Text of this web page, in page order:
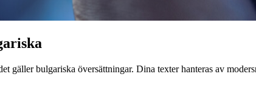
gäller bulgariska översättningar. Dina texter hanteras av